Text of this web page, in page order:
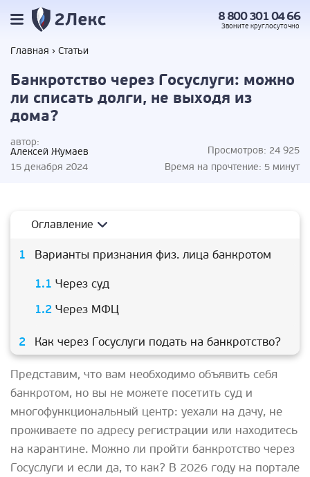
8 800 301 04 66
Звоните круглосуточно
Главная Статьи
Банкротство через Госуслуги: можно
ли списать долги, не выходя из
дома?
автор:
Алексей Жумаев
15 декабря 2024
Просмотров: 24 925
Время на прочтение: 5 минут
Оглавление
Варианты признания физ. лица банкротом
Через суд
Через МФЦ
Как через Госуслуги подать на банкротство?
Представим, что вам необходимо объявить себя
банкротом, но вы не можете посетить суд и
многофункциональный центр: уехали на дачу, не
проживаете по адресу регистрации или находитесь
на карантине. Можно ли пройти банкротство через
Госуслуги и если да, то как? В 2026 году на портале